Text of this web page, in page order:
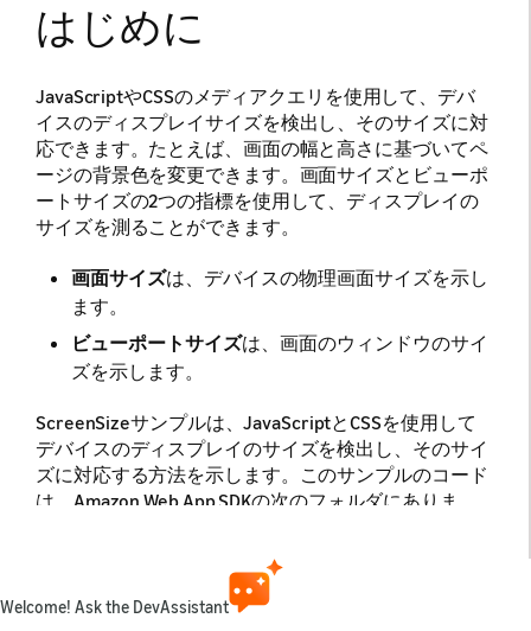
はじめに
JavaScriptやCSSのメディアクエリを使用して、デバ
イスのディスプレイサイズを検出し、そのサイズに対
応できます。たとえば、画面の幅と高さに基づいてペ
ージの背景色を変更できます。画面サイズとビューポ
ートサイズの2つの指標を使用して、ディスプレイの
サイズを測ることができます。
画面サイズは、デバイスの物理画面サイズを示し
ます。
ビューポートサイズは、画面のウィンドウのサイ
ズを示します。
ScreenSizeサンプルは、JavaScriptとCSSを使用して
デバイスのディスプレイのサイズを検出し、そのサイ
ズに対応する方法を示します。このサンプルのコード
は、Amazon Web App SDKの次のフォルダにありま
SDKs/Webapps/examples/Cookbook/ScreenSize/
Welcome! Ask the DevAssistant